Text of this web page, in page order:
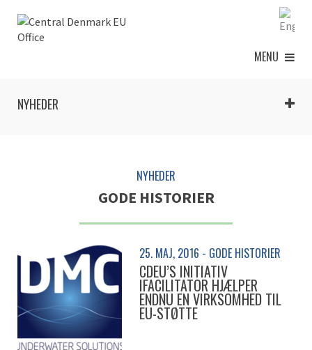
MENU
NYHEDER
NYHEDER
GODE HISTORIER
25. MAJ, 2016 - GODE HISTORIER
CDEU’S INITIATIV
IFACILITATOR HJÆLPER
ENDNU EN VIRKSOMHED TIL
EU-STØTTE